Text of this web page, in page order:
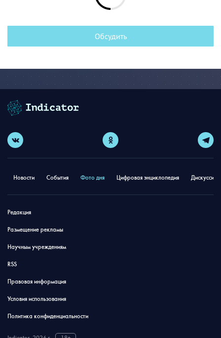
Обсудить
Новости События Фото дня Цифровая энциклопедия
Редакция
Размещение рекламы
Научным учреждениям
RSS
Правовая информация
Условия использования
Политика конфиденциальности